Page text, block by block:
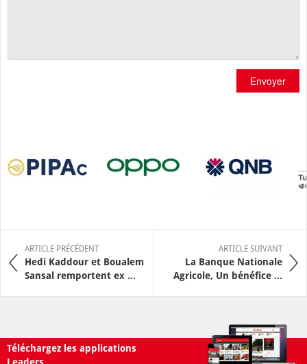
Envoyer
ARTICLE PRÉCÉDENT
Hedi Kaddour et Boualem
Sansal remportent ex ...
ARTICLE SUIVANT
La Banque Nationale
Agricole, Un bénéfice ...
Téléchargez les applications